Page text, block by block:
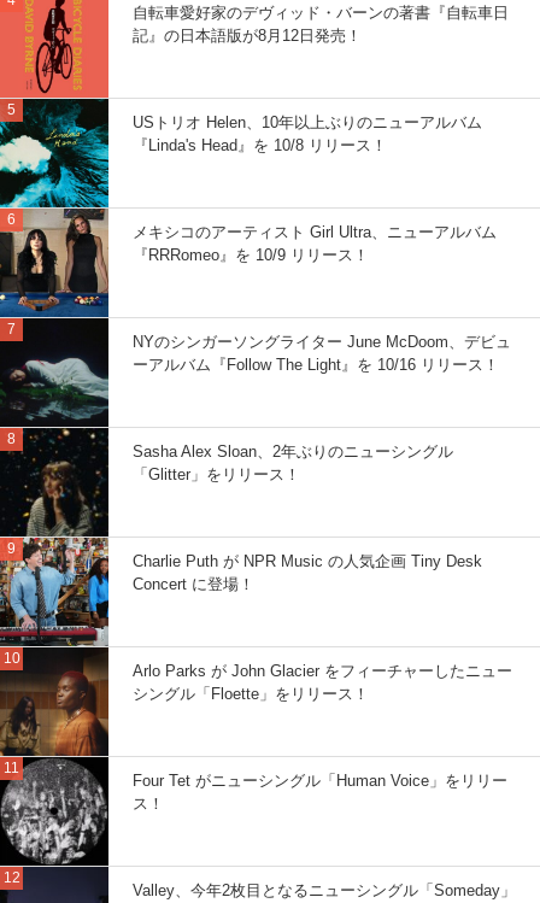
自転車愛好家のデヴィッド・バーンの著書『自転車日
記』の日本語版が8月12日発売！
USトリオ Helen、10年以上ぶりのニューアルバム
『Linda's Head』を 10/8 リリース！
メキシコのアーティスト Girl Ultra、ニューアルバム
『RRRomeo』を 10/9 リリース！
NYのシンガーソングライター June McDoom、デビュ
ーアルバム『Follow The Light』を 10/16 リリース！
Sasha Alex Sloan、2年ぶりのニューシングル
「Glitter」をリリース！
Charlie Puth が NPR Music の人気企画 Tiny Desk
Concert に登場！
Arlo Parks が John Glacier をフィーチャーしたニュー
シングル「Floette」をリリース！
Four Tet がニューシングル「Human Voice」をリリー
ス！
Valley、今年2枚目となるニューシングル「Someday」